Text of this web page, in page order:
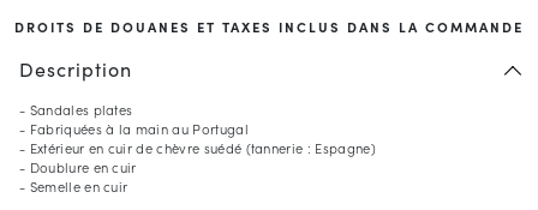
DROITS DE DOUANES ET TAXES INCLUS DANS LA COMMANDE
Description
- Sandales plates
- Fabriquées à la main au Portugal
- Extérieur en cuir de chèvre suédé (tannerie : Espagne)
- Doublure en cuir
- Semelle en cuir